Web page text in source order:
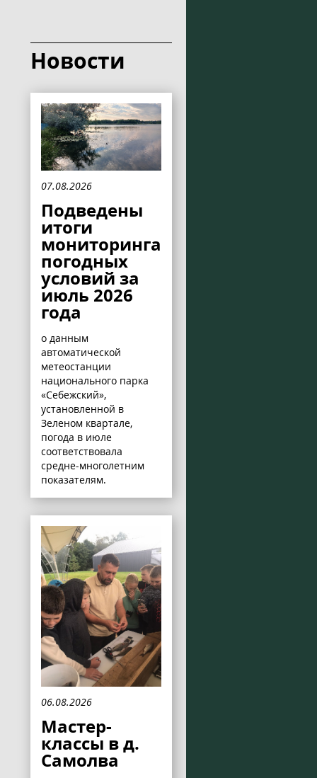
Новости
07.08.2026
Подведены
итоги
мониторинга
погодных
условий за
июль 2026
года
о данным
автоматической
метеостанции
национального парка
«Себежский»,
установленной в
Зеленом квартале,
погода в июле
соответствовала
средне-многолетним
показателям.
06.08.2026
Мастер-
классы в д.
Самолва